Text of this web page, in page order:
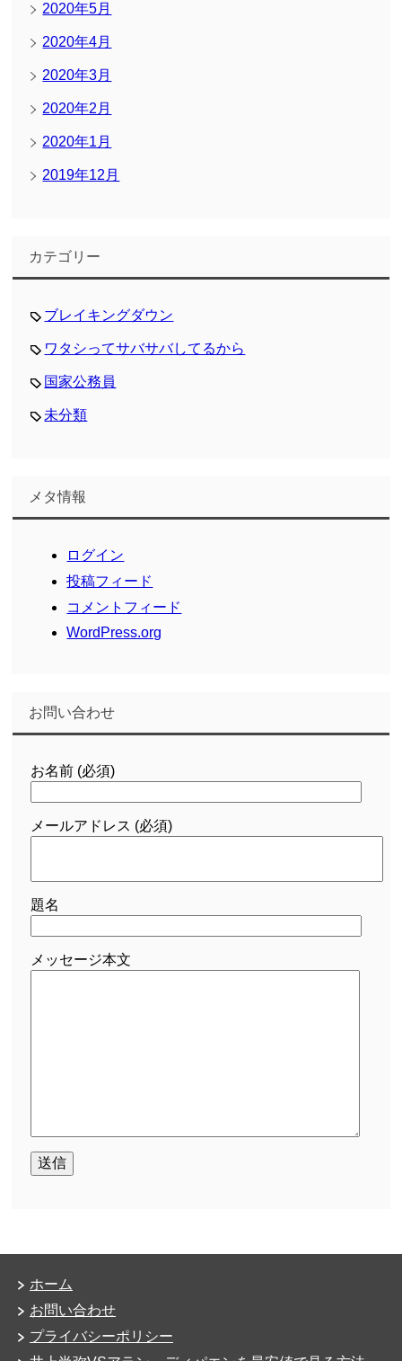
2020年5月
2020年4月
2020年3月
2020年2月
2020年1月
2019年12月
カテゴリー
ブレイキングダウン
ワタシってサバサバしてるから
国家公務員
未分類
メタ情報
ログイン
投稿フィード
コメントフィード
WordPress.org
お問い合わせ
お名前 (必須)
メールアドレス (必須)
題名
メッセージ本文
ホーム
お問い合わせ
プライバシーポリシー